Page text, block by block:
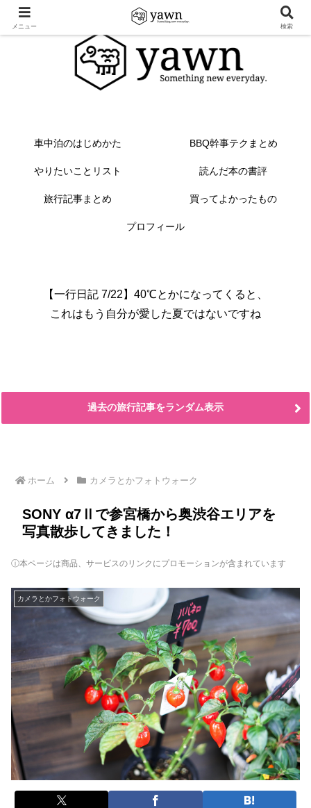
車中泊のはじめかた BBQ幹事テクまとめ
やりたいことリスト 読んだ本の書評
旅行記事まとめ 買ってよかったもの
プロフィール
【一行日記 7/22】40℃とかになってくると、
これはもう自分が愛した夏ではないですね
過去の旅行記事をランダム表示
ホーム カメラとかフォトウォーク
SONY α7Ⅱで参宮橋から奥渋谷エリアを
写真散歩してきました！
ⓘ本ページは商品、サービスのリンクにプロモーションが含まれています
カメラとかフォトウォーク
メニュー 検索